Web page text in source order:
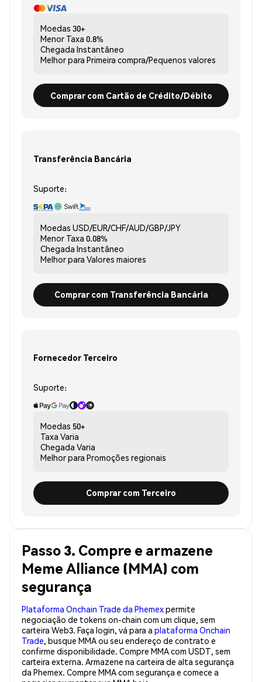
Moedas 30+
Menor Taxa 0.8%
Chegada Instantâneo
Melhor para Primeira compra/Pequenos valores
Comprar com Cartão de Crédito/Débito
Transferência Bancária
Suporte:
Moedas USD/EUR/CHF/AUD/GBP/JPY
Menor Taxa 0.08%
Chegada Instantâneo
Melhor para Valores maiores
Comprar com Transferência Bancária
Fornecedor Terceiro
Suporte:
Moedas 50+
Taxa Varia
Chegada Varia
Melhor para Promoções regionais
Comprar com Terceiro
Passo 3. Compre e armazene
Meme Alliance (MMA) com
segurança
Plataforma Onchain Trade da Phemexpermite
negociação de tokens on-chain com um clique, sem
carteira Web3. Faça login, vá para a plataforma Onchain
Trade, busque MMA ou seu endereço de contrato e
confirme disponibilidade. Compre MMA com USDT, sem
carteira externa. Armazene na carteira de alta segurança
da Phemex. Compre MMA com segurança e comece a